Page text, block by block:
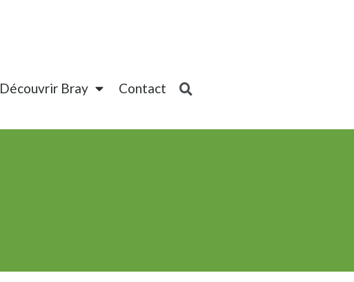
Découvrir Bray Contact